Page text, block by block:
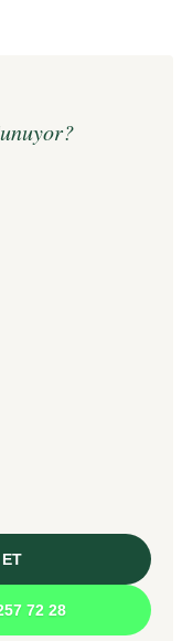
72 28